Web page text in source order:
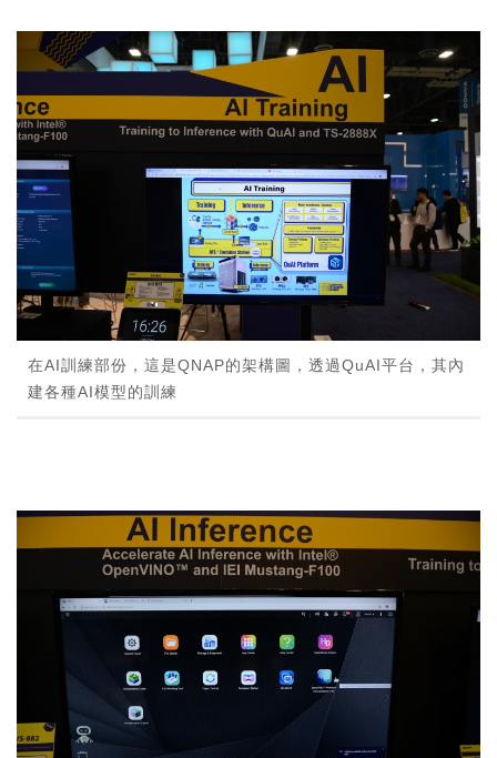
在AI訓練部份，這是QNAP的架構圖，透過QuAI平台，其內
建各種AI模型的訓練